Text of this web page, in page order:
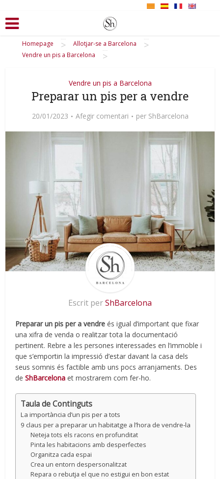
Homepage > Allotjar-se a Barcelona >
Vendre un pis a Barcelona >
Vendre un pis a Barcelona
Preparar un pis per a vendre
20/01/2023 Afegir comentari per ShBarcelona
Escrit perShBarcelona
Preparar un pis per a vendre és igual d’important que fixar
una xifra de venda o realitzar tota la documentació
pertinent. Rebre a les persones interessades en l’immoble i
que s’emportin la impressió d’estar davant la casa dels
seus somnis és factible amb uns pocs arranjaments. Des
deShBarcelona et mostrarem com fer-ho.
Taula de Continguts
La importància d’un pis per a tots
9 claus per a preparar un habitatge a l’hora de vendre-la
Neteja tots els racons en profunditat
Pinta les habitacions amb desperfectes
Organitza cada espai
Crea un entorn despersonalitzat
Repara o rebutja el que no estigui en bon estat